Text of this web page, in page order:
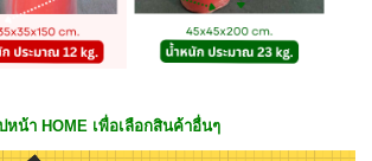
หน้า HOME เพื่อเลือกสินค้าอื่นๆ